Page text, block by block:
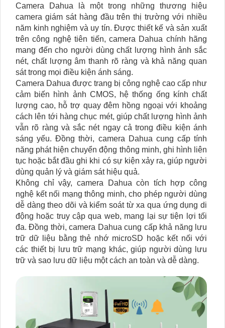
Camera Dahua là một trong những thương hiệu
camera giám sát hàng đầu trên thị trường với nhiều
năm kinh nghiệm và uy tín. Được thiết kế và sản xuất
trên công nghệ tiên tiến, camera Dahua chính hãng
mang đến cho người dùng chất lượng hình ảnh sắc
nét, chất lượng âm thanh rõ ràng và khả năng quan
sát trong mọi điều kiện ánh sáng.
Camera Dahua được trang bị công nghệ cao cấp như
cảm biến hình ảnh CMOS, hệ thống ống kính chất
lượng cao, hỗ trợ quay đêm hồng ngoại với khoảng
cách lên tới hàng chục mét, giúp chất lượng hình ảnh
vẫn rõ ràng và sắc nét ngay cả trong điều kiện ánh
sáng yếu. Đồng thời, camera Dahua cung cấp tính
năng phát hiện chuyển động thông minh, ghi hình liên
tục hoặc bắt đầu ghi khi có sự kiện xảy ra, giúp người
dùng quản lý và giám sát hiệu quả.
Không chỉ vậy, camera Dahua còn tích hợp công
nghệ kết nối mạng thông minh, cho phép người dùng
dễ dàng theo dõi và kiểm soát từ xa qua ứng dụng di
động hoặc truy cập qua web, mang lại sự tiện lợi tối
đa. Đồng thời, camera Dahua cung cấp khả năng lưu
trữ dữ liệu bằng thẻ nhớ microSD hoặc kết nối với
các thiết bị lưu trữ mạng khác, giúp người dùng lưu
trữ và sao lưu dữ liệu một cách an toàn và dễ dàng.